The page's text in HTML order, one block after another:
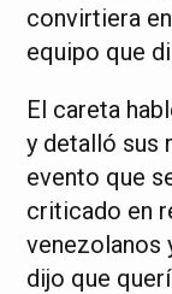
convirtiera
equipo que
El careta
y detalló sus
evento que
criticado en
venezolanos
dijo que